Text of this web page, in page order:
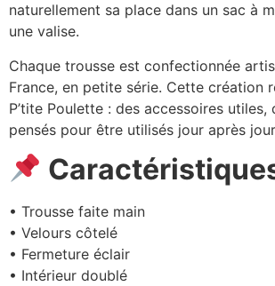
naturellement sa place dans un sac à
une valise.
Chaque trousse est confectionnée
France, en petite série. Cette création
P’tite Poulette : des accessoires utiles,
pensés pour être utilisés jour après
• Trousse faite main
• Velours côtelé
• Fermeture éclair
• Intérieur doublé